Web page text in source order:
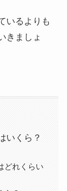
いるよりも
きましょ
いくら？
どれくらい